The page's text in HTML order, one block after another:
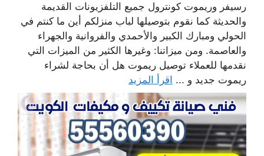
رسيفر وريموت كونترول جميع التلفزيونات القديمة
والحديثة كما نقوم بتوصيلها لباب منزلكم أين ما كنتم في
الحولي ومبارك الكبير والأحمدي والفروانية والجهراء
والعاصمة. ومن ميزاتنا: وغيرها الكثير من الميزات التي
نقدمها للعملاء توصيل ريموت هل أن بحاجة لشراء
ريموت جديد و ... اقرأ المزيد